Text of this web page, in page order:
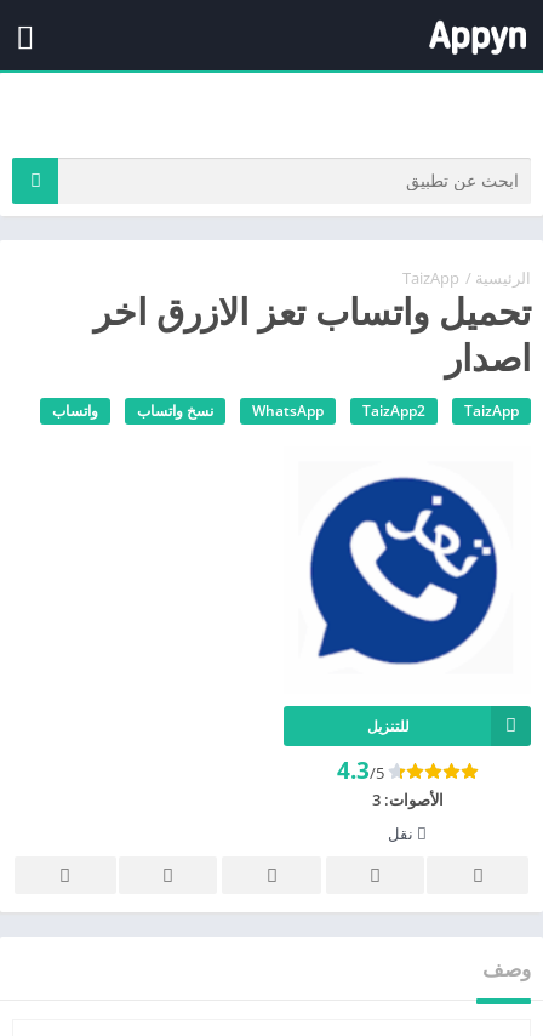
الرئيسية /
TaizApp
تحميل واتساب تعز الازرق اخر
اصدار
TaizApp
TaizApp2
WhatsApp نسخ واتساب واتساب
للتنزيل
4.3/5
الأصوات:3
نقل
وصف